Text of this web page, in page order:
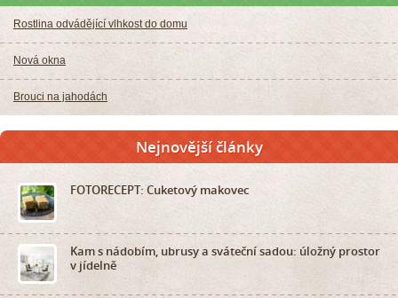
Rostlina odvádějící vlhkost do domu
Nová okna
Brouci na jahodách
Nejnovější články
FOTORECEPT: Cuketový makovec
Kam s nádobím, ubrusy a sváteční sadou: úložný prostor
v jídelně